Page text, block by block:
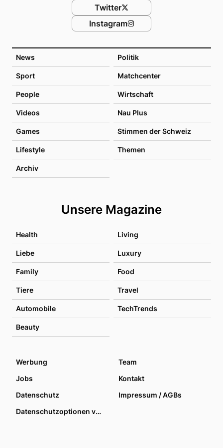
News Politik
Sport Matchcenter
People Wirtschaft
Videos Nau Plus
Games Stimmen der Schweiz
Lifestyle Themen
Archiv
Unsere Magazine
Health Living
Liebe Luxury
Family Food
Tiere Travel
Automobile TechTrends
Beauty
Twitter
Instagram
Werbung
Team
Jobs
Kontakt
Datenschutz
Impressum / AGBs
Datenschutzoptionen verwalten